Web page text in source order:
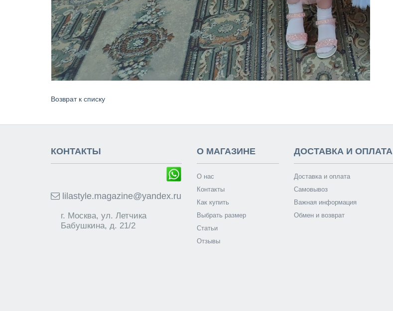
Возврат к списку
КОНТАКТЫ
lilastyle.magazine@yandex.ru
г. Москва, ул. Летчика
Бабушкина, д. 21/2
О МАГАЗИНЕ
О нас
Контакты
Как купить
Выбрать размер
Статьи
Отзывы
ДОСТАВКА И ОПЛАТА
Доставка и оплата
Самовывоз
Важная информация
Обмен и возврат